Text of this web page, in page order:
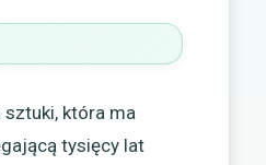
która ma
tysięcy lat